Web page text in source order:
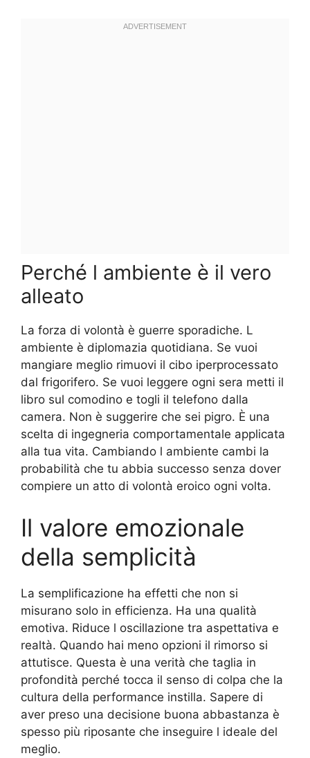
Perché l ambiente è il vero
alleato
La forza di volontà è guerre sporadiche. L
ambiente è diplomazia quotidiana. Se vuoi
mangiare meglio rimuovi il cibo iperprocessato
dal frigorifero. Se vuoi leggere ogni sera metti il
libro sul comodino e togli il telefono dalla
camera. Non è suggerire che sei pigro. È una
scelta di ingegneria comportamentale applicata
alla tua vita. Cambiando l ambiente cambi la
probabilità che tu abbia successo senza dover
compiere un atto di volontà eroico ogni volta.
Il valore emozionale
della semplicità
La semplificazione ha effetti che non si
misurano solo in efficienza. Ha una qualità
emotiva. Riduce l oscillazione tra aspettativa e
realtà. Quando hai meno opzioni il rimorso si
attutisce. Questa è una verità che taglia in
profondità perché tocca il senso di colpa che la
cultura della performance instilla. Sapere di
aver preso una decisione buona abbastanza è
spesso più riposante che inseguire l ideale del
meglio.